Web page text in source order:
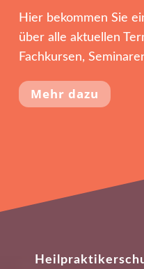
Hier bekommen Sie
über alle aktuellen
Fachkursen,
Mehr dazu